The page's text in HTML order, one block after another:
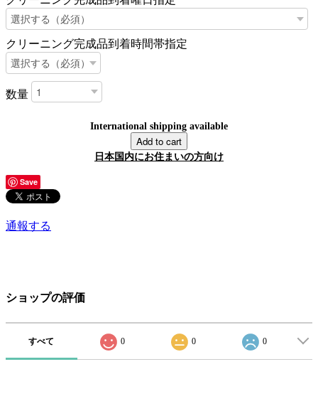
クリーニング完成品到着時間帯指定
数量
International shipping available
Add to cart
日本国内にお住まいの方向け
Save
通報する
ショップの評価
すべて 0 0 0